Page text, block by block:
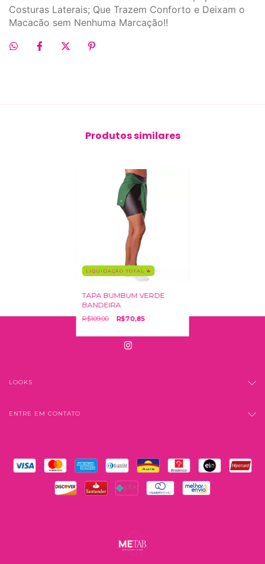
Costuras Laterais; Que Trazem Conforto e Deixam o
Macacão sem Nenhuma Marcação!!
Produtos similares
LIQUIDAÇÃO TOTAL 🔥
TAPA BUMBUM VERDE
BANDEIRA
R$109,00 R$70,85
LOOKS
ENTRE EM CONTATO